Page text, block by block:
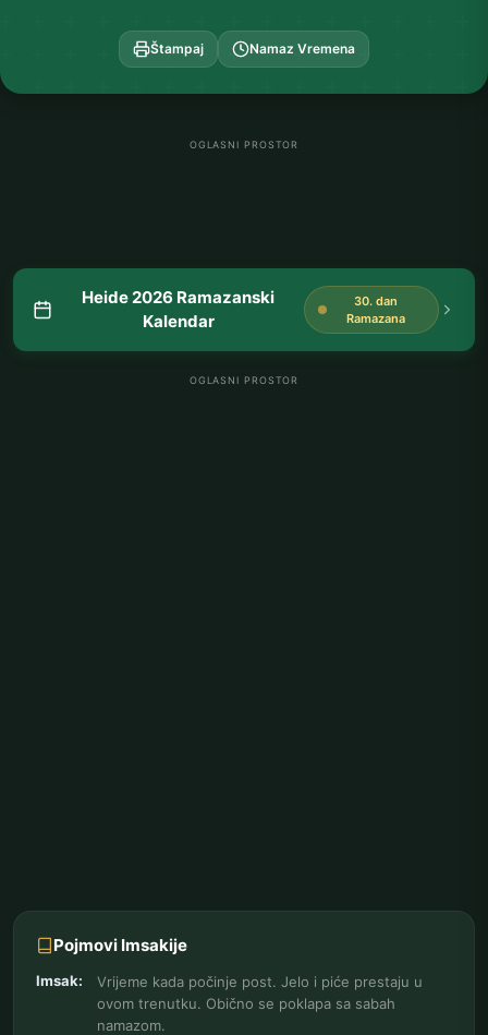
Štampaj Namaz Vremena
OGLASNI PROSTOR
Heide 2026 Ramazanski
Kalendar
30. dan
Ramazana
OGLASNI PROSTOR
Pojmovi Imsakije
Imsak:
Vrijeme kada počinje post. Jelo i piće prestaju u
ovom trenutku. Obično se poklapa sa sabah
namazom.